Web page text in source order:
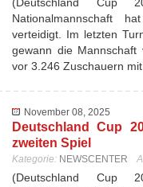
Nationalmannschaft
verteidigt. Im letzten
gewann die Mannschaft
vor 3.246 Zuschauern
November 08, 2025
Deutschland Cup
zweiten Spiel
Kategorie: NEWSCENTER
(Deutschland Cup